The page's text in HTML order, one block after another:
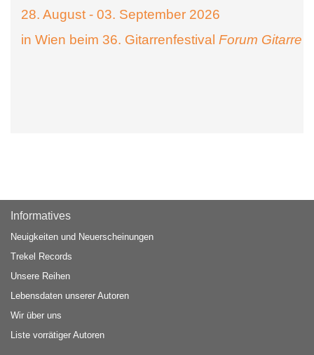
28. August - 03. September 2026
in Wien beim 36. Gitarrenfestival Forum Gitarre
Informatives
Neuigkeiten und Neuerscheinungen
Trekel Records
Unsere Reihen
Lebensdaten unserer Autoren
Wir über uns
Liste vorrätiger Autoren